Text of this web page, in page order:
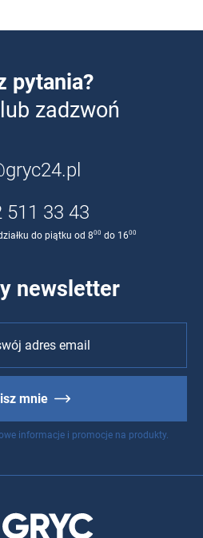
pytania?
zadzwoń
511 33 43
do piątku od 800 do 1600
newsletter
mnie
informacje i promocje na produkty.